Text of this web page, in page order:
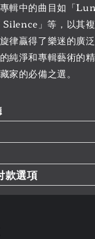
輯中的曲目如「
Silence」等，以其
律贏得了樂迷的廣
純淨和專輯藝術的
家的必備之選。
款選項